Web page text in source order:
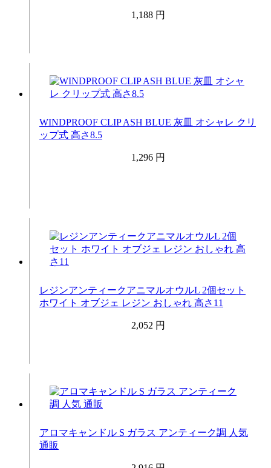
1,188 円
WINDPROOF CLIP ASH BLUE 灰皿 オシャレ クリ
ップ式 高さ8.5
1,296 円
レジンアンティークアニマルオウルL 2個セット
ホワイト オブジェ レジン おしゃれ 高さ11
2,052 円
アロマキャンドル S ガラス アンティーク調 人気
通販